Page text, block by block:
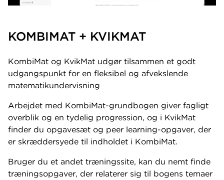
KOMBIMAT + KVIKMAT
KombiMat og KvikMat udgør tilsammen et godt
udgangspunkt for en fleksibel og afvekslende
matematikundervisning
Arbejdet med KombiMat-grundbogen giver fagligt
overblik og en tydelig progression, og i KvikMat
finder du opgavesæt og peer learning-opgaver, der
er skræddersyede til indholdet i KombiMat.
Bruger du et andet træningssite, kan du nemt finde
træningsopgaver, der relaterer sig til bogens temaer